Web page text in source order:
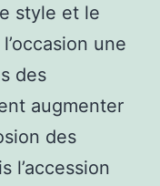
style et le
une
des
augmenter
des
l’accession